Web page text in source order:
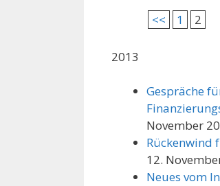
<< 1 2
2013
Gespräche
November
Rückenwind
12.
Neues vom